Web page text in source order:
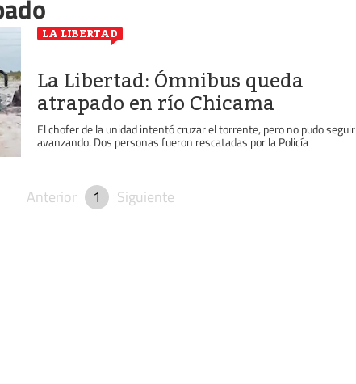
LA LIBERTAD
La Libertad: Ómnibus queda
atrapado en río Chicama
El chofer de la unidad intentó cruzar el torrente, pero no pudo seguir
avanzando. Dos personas fueron rescatadas por la Policía
Anterior 1 Siguiente